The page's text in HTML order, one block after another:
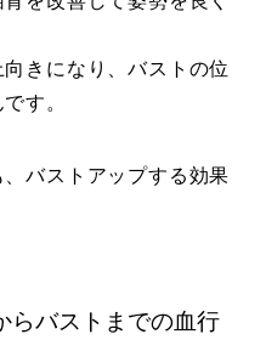
きになり、バストの位
す。
バストアップする効果
らバストまでの血行